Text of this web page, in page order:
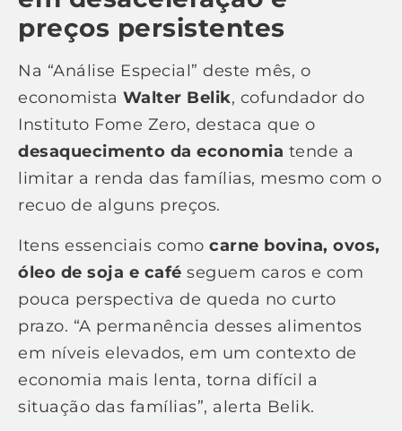
preços persistentes
Na “Análise Especial” deste mês, o
economista Walter Belik, cofundador do
Instituto Fome Zero, destaca que o
desaquecimento da economia tende a
limitar a renda das famílias, mesmo com o
recuo de alguns preços.
Itens essenciais como carne bovina, ovos,
óleo de soja e café seguem caros e com
pouca perspectiva de queda no curto
prazo. “A permanência desses alimentos
em níveis elevados, em um contexto de
economia mais lenta, torna difícil a
situação das famílias”, alerta Belik.